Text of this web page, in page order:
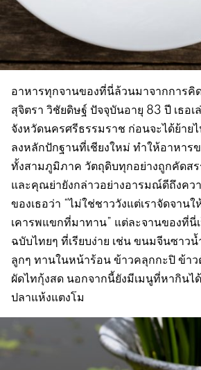
อาหารทุกจานของที่นี่ล้วนมาจากการคิ
สุจิตรา วิชัยดิษฐ์ ปัจจุบันอายุ 83 ปี เธอเ
จังหวัดนครศรีธรรมราช ก่อนจะได้ย้าย
ลงหลักปักฐานที่เชียงใหม่ ทำให้อาหาร
ทั้งสามภูมิภาค วัตถุดิบทุกอย่างถูกคัดส
และคุณย่ายังกล่าวอย่างอารมณ์ดีถึงคว
ของเธอว่า “ไม่ใช่ชาววังแต่เราจัดจาน
เคารพแขกที่มาทาน” แต่ละจานของที่นี่
ฉบับไทยๆ ที่เรียบง่าย เช่น ขนมจีนซาว
ลูกๆ ทานในหน้าร้อน ข้าวคลุกกะปิ ข้า
ผัดไทกุ้งสด นอกจากนี้ยังมีเมนูที่หากินไ
ปลาแห้งแตงโม